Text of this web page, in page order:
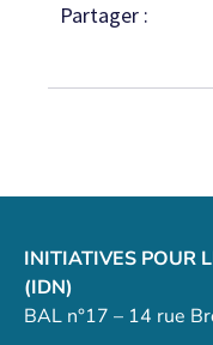
Partager :
INITIATIVES POUR
(IDN)
BAL n°17 – 14 rue